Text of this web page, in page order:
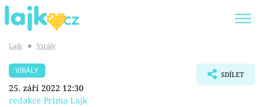
SHOPAHOLICADEL
Lajk ■ Virály
VIRÁLY
25. září 2022 12:30
redakce Prima Lajk
SDÍLET